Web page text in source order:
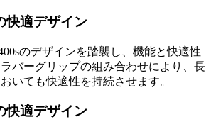
快適デザイン
のデザインを踏襲し、機能と快適性
バーグリップの組み合わせにより、長
いても快適性を持続させます。
快適デザイン